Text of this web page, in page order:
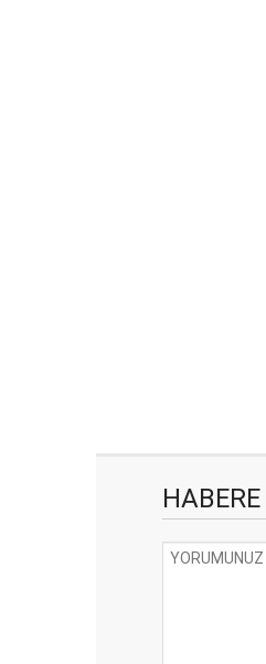
HABERE